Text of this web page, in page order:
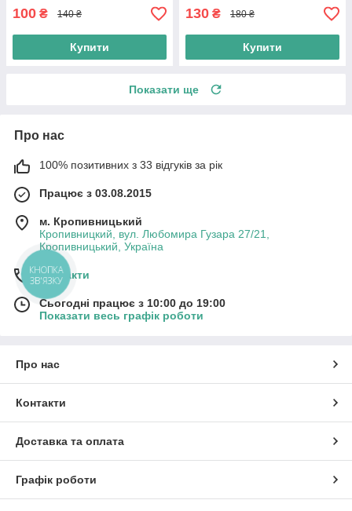
100 ₴ 140 ₴
Купити
130 ₴ 180 ₴
Купити
Показати ще
Про нас
100% позитивних з 33 відгуків за рік
Працює з 03.08.2015
м. Кропивницький
Кропивницкий, вул. Любомира Гузара 27/21,
Кропивницький, Україна
Контакти
Сьогодні працює з 10:00 до 19:00
Показати весь графік роботи
Про нас
Контакти
Доставка та оплата
Графік роботи
КНОПКА
ЗВ'ЯЗКУ